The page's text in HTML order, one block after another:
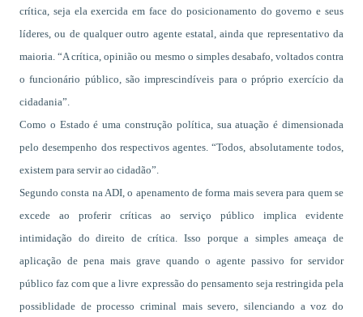
crítica, seja ela exercida em face do posicionamento do governo e seus
líderes, ou de qualquer outro agente estatal, ainda que representativo da
maioria. “A crítica, opinião ou mesmo o simples desabafo, voltados contra
o funcionário público, são imprescindíveis para o próprio exercício da
cidadania”.
Como o Estado é uma construção política, sua atuação é dimensionada
pelo desempenho dos respectivos agentes. “Todos, absolutamente todos,
existem para servir ao cidadão”.
Segundo consta na ADI, o apenamento de forma mais severa para quem se
excede ao proferir críticas ao serviço público implica evidente
intimidação do direito de crítica. Isso porque a simples ameaça de
aplicação de pena mais grave quando o agente passivo for servidor
público faz com que a livre expressão do pensamento seja restringida pela
possiblidade de processo criminal mais severo, silenciando a voz do